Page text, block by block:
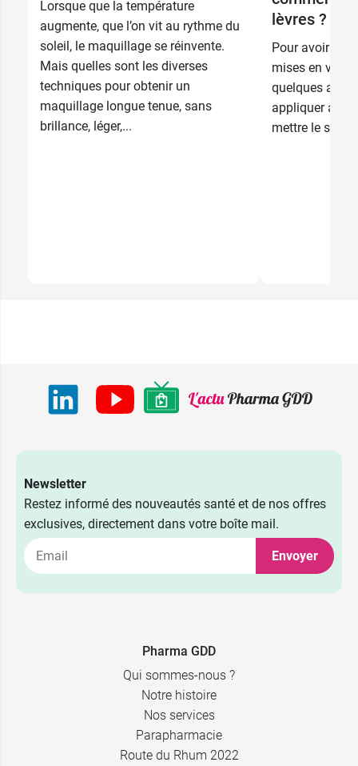
Lorsque que la température
augmente, que l’on vit au rythme du
soleil, le maquillage se réinvente.
Mais quelles sont les diverses
techniques pour obtenir un
maquillage longue tenue, sans
brillance, léger,...
lèvres ?
Pour avoir des
mises en
quelques
appliquer au
mettre le
Newsletter
Restez informé des nouveautés santé et de nos offres
exclusives, directement dans votre boîte mail.
Envoyer
Pharma GDD
Qui sommes-nous ?
Notre histoire
Nos services
Parapharmacie
Route du Rhum 2022